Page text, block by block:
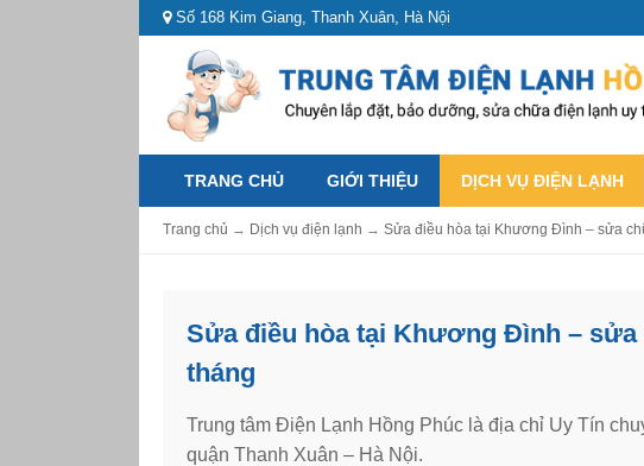
Số 168 Kim Giang, Thanh Xuân, Hà Nội
TRANG CHỦ GIỚI THIỆU DỊCH VỤ ĐIỆN LẠNH
Trang chủ → Dịch vụ điện lạnh → Sửa điều hòa tại Khương Đình – sửa
Sửa điều hòa tại Khương Đình – sửa
tháng
Trung tâm Điện Lạnh Hồng Phúc là địa chỉ Uy Tín
quận Thanh Xuân – Hà Nội.